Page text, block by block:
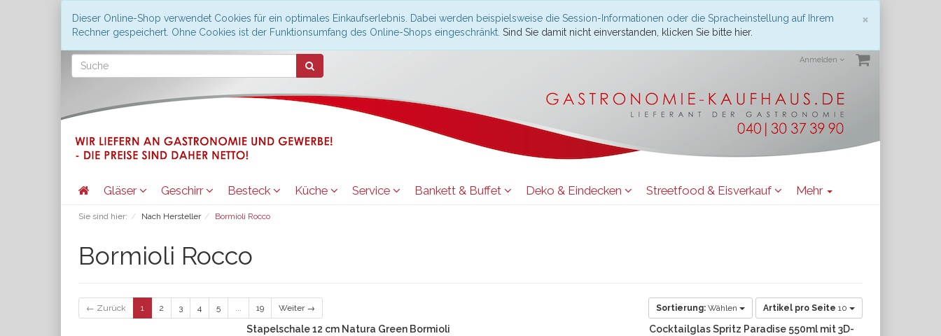
×
Dieser Online-Shop verwendet Cookies für ein optimales Einkaufserlebnis. Dabei werden beispielsweise die Session-Informationen oder die Spracheinstellung auf Ihrem
Rechner gespeichert. Ohne Cookies ist der Funktionsumfang des Online-Shops eingeschränkt. Sind Sie damit nicht einverstanden, klicken Sie bitte hier.
Anmelden
Gläser Geschirr Besteck Küche Service Bankett & Buffet Deko & Eindecken Streetfood & Eisverkauf Mehr
Sie sind hier: Nach Hersteller Bormioli Rocco
Bormioli Rocco
← Zurück 1 2 3 4 5 ... 19 Weiter → Sortierung: Wählen Artikel pro Seite 10
Stapelschale 12 cm Natura Green Bormioli
Cocktailglas Spritz Paradise 550ml mit 3D-